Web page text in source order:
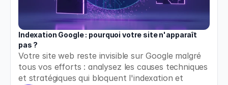
Indexation Google : pourquoi votre site n'apparaît
pas ?
Votre site web reste invisible sur Google malgré
tous vos efforts : analysez les causes techniques
et stratégiques qui bloquent l'indexation et